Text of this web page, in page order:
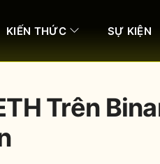
KIẾN THỨC SỰ KIỆN
Trên